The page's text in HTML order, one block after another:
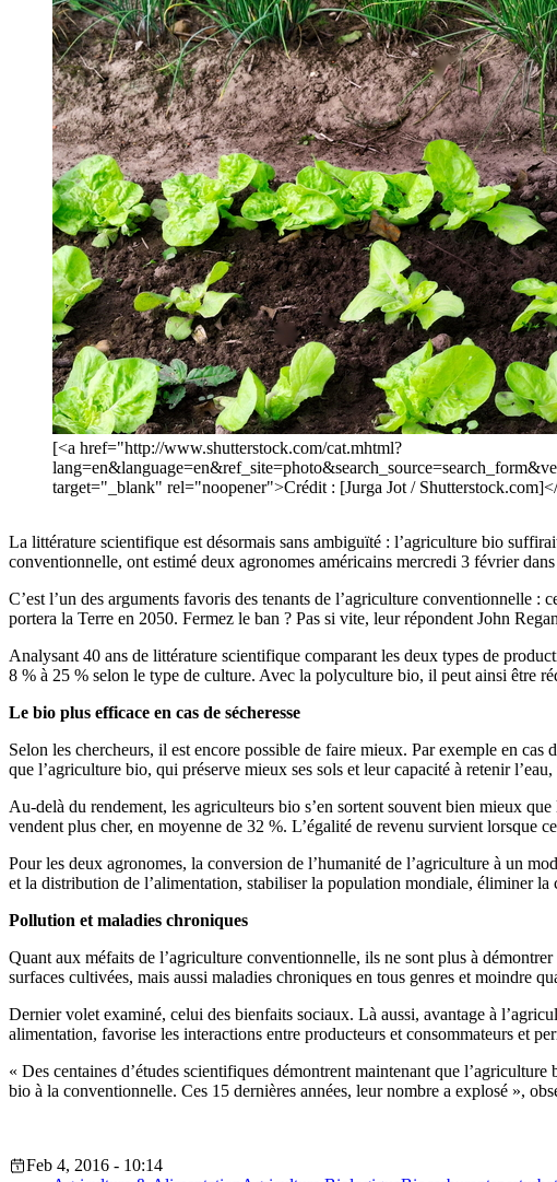
[<a href="http://www.shutterstock.com/cat.mhtml?
target="_blank" rel="noopener">Crédit : [Jurga Jot /
La littérature scientifique est désormais sans ambiguïté : l’agriculture bio
conventionnelle, ont estimé deux agronomes américains mercredi 3 février dans
C’est l’un des arguments favoris des tenants de l’agriculture conventionnelle
portera la Terre en 2050. Fermez le ban ? Pas si vite, leur répondent John
Analysant 40 ans de littérature scientifique comparant les deux types de
8 % à 25 % selon le type de culture. Avec la polyculture bio, il peut ainsi être
Le bio plus efficace en cas de sécheresse
Selon les chercheurs, il est encore possible de faire mieux. Par exemple en
que l’agriculture bio, qui préserve mieux ses sols et leur capacité à retenir
Au-delà du rendement, les agriculteurs bio s’en sortent souvent bien mieux
vendent plus cher, en moyenne de 32 %. L’égalité de revenu survient lorsque
Pour les deux agronomes, la conversion de l’humanité de l’agriculture à un
et la distribution de l’alimentation, stabiliser la population mondiale, éliminer
Pollution et maladies chroniques
Quant aux méfaits de l’agriculture conventionnelle, ils ne sont plus à
surfaces cultivées, mais aussi maladies chroniques en tous genres et moindre
Dernier volet examiné, celui des bienfaits sociaux. Là aussi, avantage à
alimentation, favorise les interactions entre producteurs et consommateurs et
« Des centaines d’études scientifiques démontrent maintenant que
bio à la conventionnelle. Ces 15 dernières années, leur nombre a explosé »,
Feb 4, 2016 - 10:14